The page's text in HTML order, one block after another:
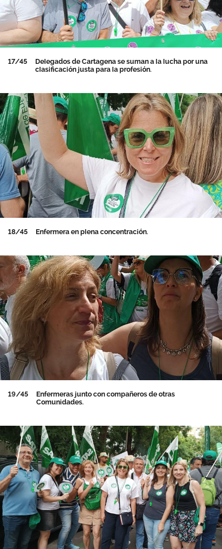
17/45
Delegados de Cartagena se suman a la lucha por una
clasificación justa para la profesión.
18/45 Enfermera en plena concentración.
19/45
Enfermeras junto con compañeros de otras
Comunidades.